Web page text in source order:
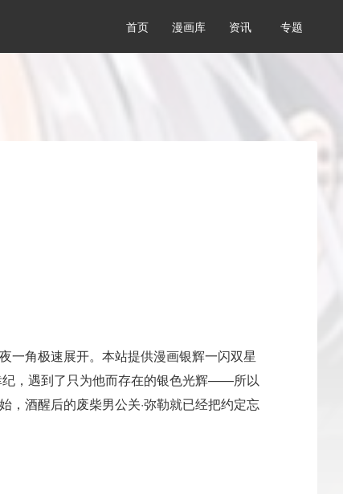
首页 漫画库 资讯 专题
一角极速展开。本站提供漫画银辉一闪双星
纪，遇到了只为他而存在的银色光辉——所以
，酒醒后的废柴男公关·弥勒就已经把约定忘